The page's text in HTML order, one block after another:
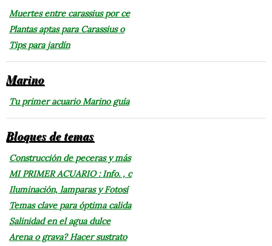
Muertes entre carassius por ce
Plantas aptas para Carassius o
Tips para jardín
Marino
Tu primer acuario Marino guía
Bloques de temas
Construcción de peceras y más
MI PRIMER ACUARIO : Info. , c
Iluminación, lamparas y Fotosí
Temas clave para óptima calida
Salinidad en el agua dulce
Arena o grava? Hacer sustrato